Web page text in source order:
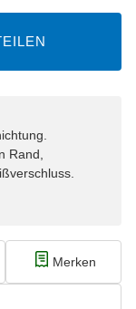
Rand,
Merken